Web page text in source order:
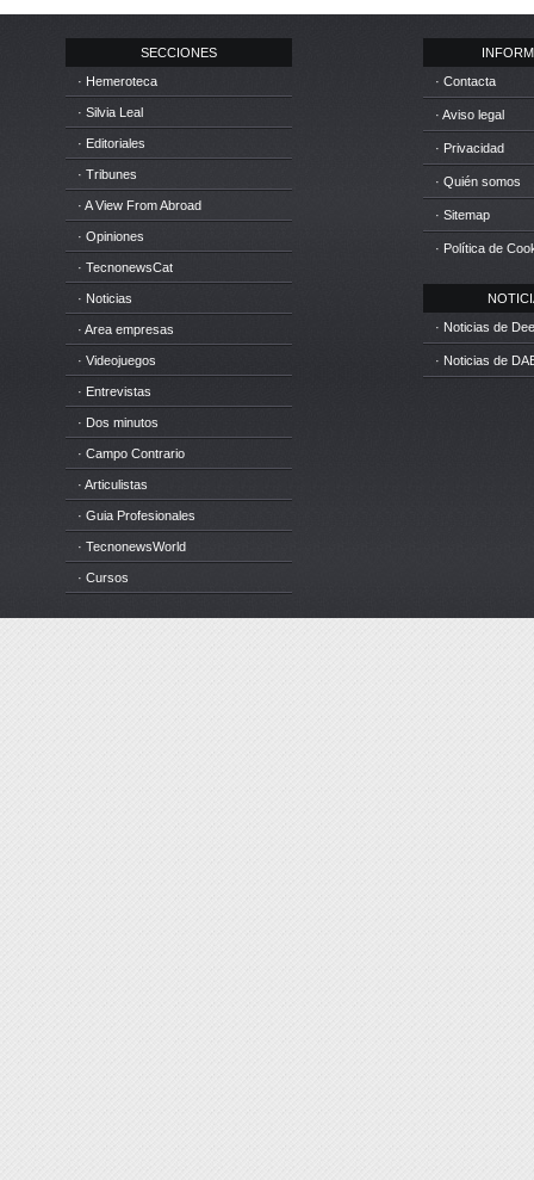
SECCIONES
· Hemeroteca
· Silvia Leal
· Editoriales
· Tribunes
· A View From Abroad
· Opiniones
· TecnonewsCat
· Noticias
· Area empresas
· Videojuegos
· Entrevistas
· Dos minutos
· Campo Contrario
· Articulistas
· Guia Profesionales
· TecnonewsWorld
· Cursos
· Contacta
· Aviso legal
· Privacidad
· Quién somos
· Sitemap
· Política de
· Noticias de
· Noticias de